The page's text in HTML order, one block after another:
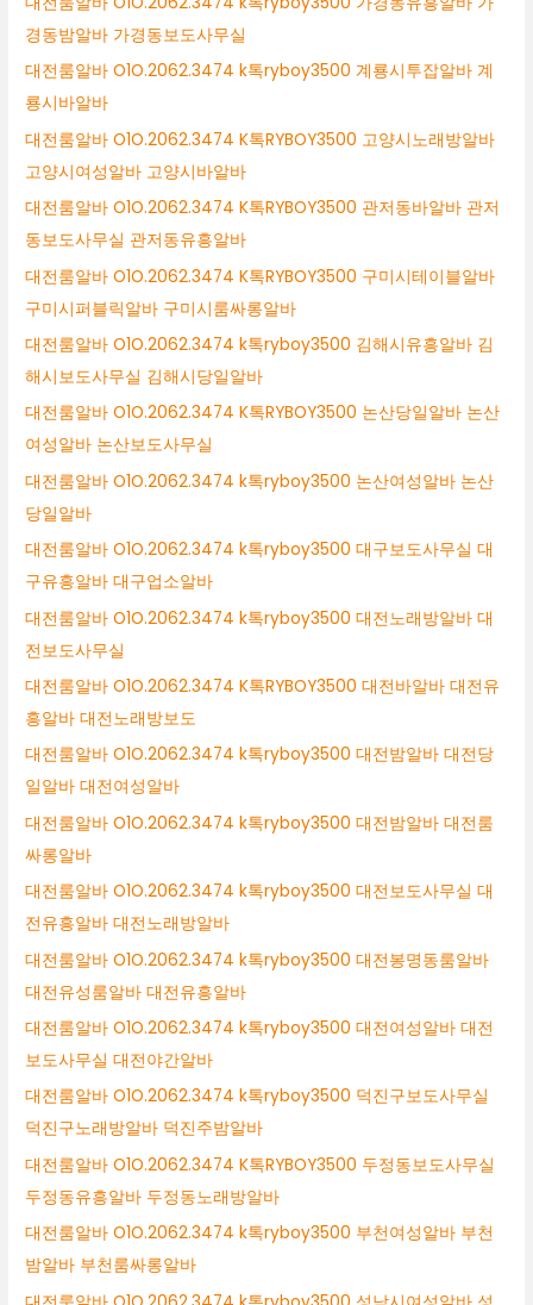
경동밤알바 가경동보도사무실
대전룸알바 O1O.2062.3474 k톡ryboy3500 계룡시투잡알바 계
룡시바알바
대전룸알바 O1O.2062.3474 K톡RYBOY3500 고양시노래방알바
고양시여성알바 고양시바알바
대전룸알바 O1O.2062.3474 K톡RYBOY3500 관저동바알바 관저
동보도사무실 관저동유흥알바
대전룸알바 O1O.2062.3474 K톡RYBOY3500 구미시테이블알바
구미시퍼블릭알바 구미시룸싸롱알바
대전룸알바 O1O.2062.3474 k톡ryboy3500 김해시유흥알바 김
해시보도사무실 김해시당일알바
대전룸알바 O1O.2062.3474 K톡RYBOY3500 논산당일알바 논산
여성알바 논산보도사무실
대전룸알바 O1O.2062.3474 k톡ryboy3500 논산여성알바 논산
당일알바
대전룸알바 O1O.2062.3474 k톡ryboy3500 대구보도사무실 대
구유흥알바 대구업소알바
대전룸알바 O1O.2062.3474 k톡ryboy3500 대전노래방알바 대
전보도사무실
대전룸알바 O1O.2062.3474 K톡RYBOY3500 대전바알바 대전유
흥알바 대전노래방보도
대전룸알바 O1O.2062.3474 k톡ryboy3500 대전밤알바 대전당
일알바 대전여성알바
대전룸알바 O1O.2062.3474 k톡ryboy3500 대전밤알바 대전룸
싸롱알바
대전룸알바 O1O.2062.3474 k톡ryboy3500 대전보도사무실 대
전유흥알바 대전노래방알바
대전룸알바 O1O.2062.3474 k톡ryboy3500 대전봉명동룸알바
대전유성룸알바 대전유흥알바
대전룸알바 O1O.2062.3474 k톡ryboy3500 대전여성알바 대전
보도사무실 대전야간알바
대전룸알바 O1O.2062.3474 k톡ryboy3500 덕진구보도사무실
덕진구노래방알바 덕진주밤알바
대전룸알바 O1O.2062.3474 K톡RYBOY3500 두정동보도사무실
두정동유흥알바 두정동노래방알바
대전룸알바 O1O.2062.3474 k톡ryboy3500 부천여성알바 부천
밤알바 부천룸싸롱알바